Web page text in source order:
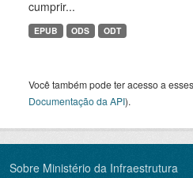
cumprir...
EPUB ODS ODT
Você também pode ter acesso a
Documentação da API).
Sobre Ministério da Infraestrutura